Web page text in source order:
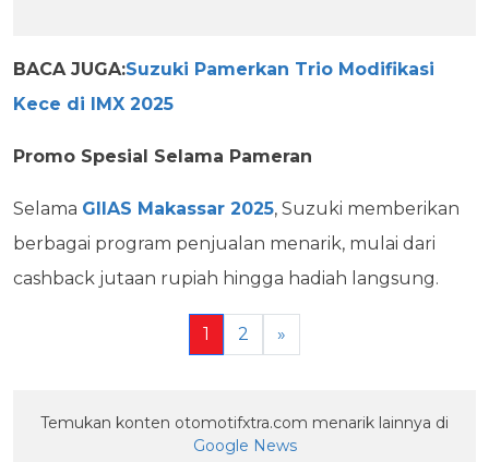
BACA JUGA:Suzuki Pamerkan Trio Modifikasi
Kece di IMX 2025
Promo Spesial Selama Pameran
Selama GIIAS Makassar 2025, Suzuki memberikan
berbagai program penjualan menarik, mulai dari
cashback jutaan rupiah hingga hadiah langsung.
1 2 »
Temukan konten otomotifxtra.com menarik lainnya di
Google News